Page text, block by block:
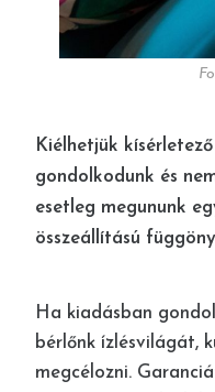
Kiélhetjük
gondolkodunk és
esetleg megununk
összeállítású
Ha kiadásban
bérlőnk ízlésvilágát,
megcélozni.